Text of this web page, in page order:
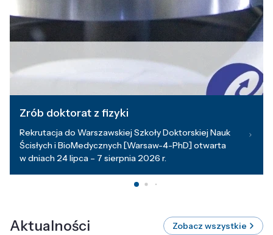
Zrób doktorat z fizyki
Rekrutacja do Warszawskiej Szkoły Doktorskiej Nauk
Ścisłych i BioMedycznych [Warsaw-4-PhD] otwarta
w dniach 24 lipca – 7 sierpnia 2026 r.
Aktualności Zobacz wszystkie